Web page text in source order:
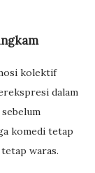
kolektif
dalam
komedi tetap
waras.